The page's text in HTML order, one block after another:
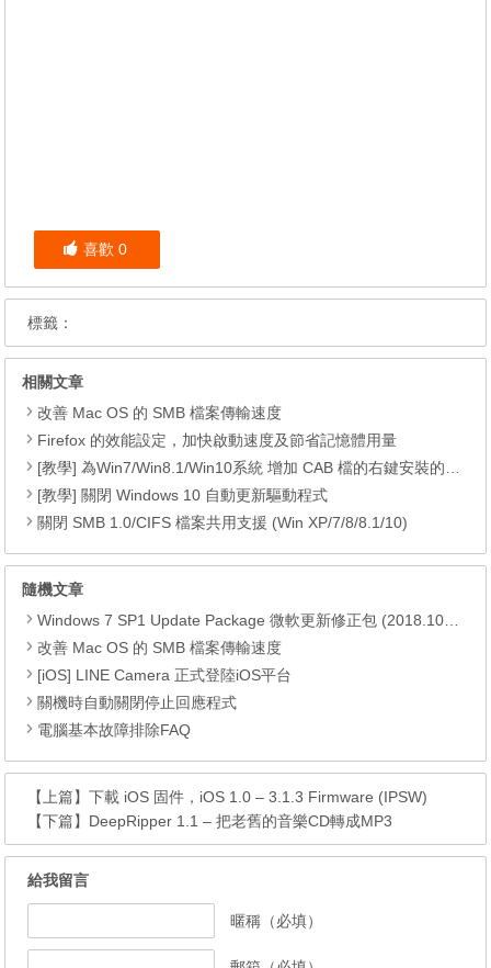
喜歡 0
標籤：
相關文章
改善 Mac OS 的 SMB 檔案傳輸速度
Firefox 的效能設定，加快啟動速度及節省記憶體用量
[教學] 為Win7/Win8.1/Win10系統 增加 CAB 檔的右鍵安裝的功能
[教學] 關閉 Windows 10 自動更新驅動程式
關閉 SMB 1.0/CIFS 檔案共用支援 (Win XP/7/8/8.1/10)
隨機文章
Windows 7 SP1 Update Package 微軟更新修正包 (2018.10月份)
改善 Mac OS 的 SMB 檔案傳輸速度
[iOS] LINE Camera 正式登陸iOS平台
關機時自動關閉停止回應程式
電腦基本故障排除FAQ
【上篇】下載 iOS 固件，iOS 1.0 – 3.1.3 Firmware (IPSW)
【下篇】 DeepRipper 1.1 – 把老舊的音樂CD轉成MP3
給我留言
暱稱（必填）